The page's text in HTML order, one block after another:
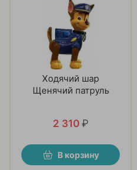
Ходячий шар
Щенячий патруль
2 310 ₽
В корзину